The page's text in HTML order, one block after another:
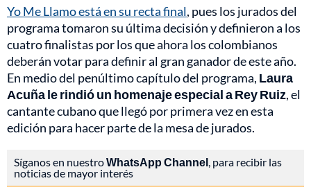
Yo Me Llamo está en su recta final, pues los jurados del
programa tomaron su última decisión y definieron a los
cuatro finalistas por los que ahora los colombianos
deberán votar para definir al gran ganador de este año.
En medio del penúltimo capítulo del programa, Laura
Acuña le rindió un homenaje especial a Rey Ruiz, el
cantante cubano que llegó por primera vez en esta
edición para hacer parte de la mesa de jurados.
Síganos en nuestroWhatsApp Channel, para recibir las
noticias de mayor interés